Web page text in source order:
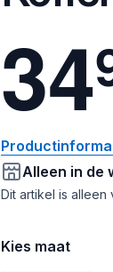
34
Alleen in de
Dit artikel is alleen
Kies maat